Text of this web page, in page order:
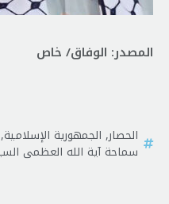
المصدر: الوفاق/ خاص
الحصار, الجمهورية الإسلامية,
سماحة آية الله العظمى